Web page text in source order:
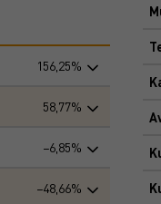
156,25%
58,77%
−6,85%
−48,66%